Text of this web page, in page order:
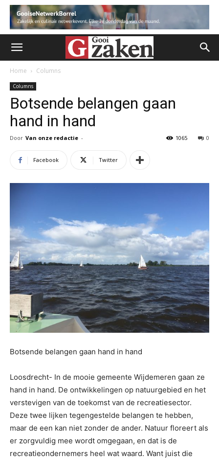
Home Columns
Columns
Botsende belangen gaan
hand in hand
Door Van onze redactie - 0
1065
Facebook Twitter
Botsende belangen gaan hand in hand
Loosdrecht- In de mooie gemeente Wijdemeren gaan ze
hand in hand. De ontwikkelingen op natuurgebied en het
verstevigen van de toekomst van de recreatiesector.
Deze twee lijken tegengestelde belangen te hebben,
maar de een kan niet zonder de ander. Natuur floreert als
er zorgvuldig mee wordt omgegaan, en dat is de
recreatieondernemers heel wat waard. Want juist die